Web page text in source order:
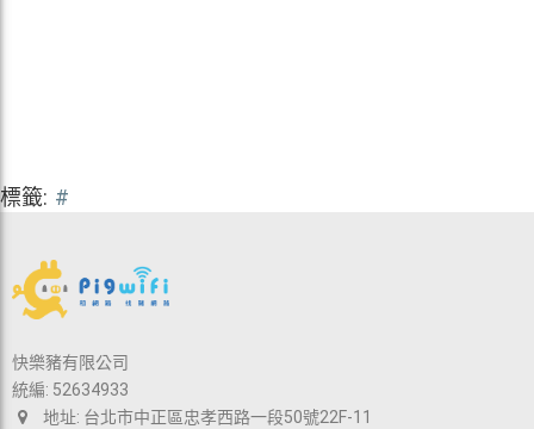
標籤: #
快樂豬有限公司
統編: 52634933
地址: 台北市中正區忠孝西路一段50號22F-11